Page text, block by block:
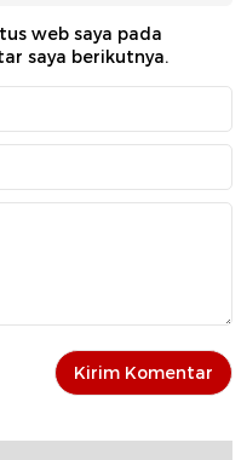
web saya pada
saya berikutnya.